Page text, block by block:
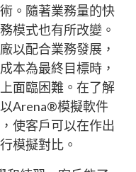
。隨著業務量的快
模式也有所改變。
以配合業務發展，
本為最終目標時，
面臨困難。在了解
Arena®模擬軟件
使客戶可以在作出
模擬對比。